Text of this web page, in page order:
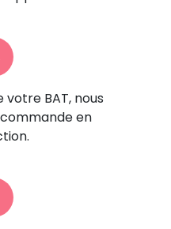
votre BAT, nous
en